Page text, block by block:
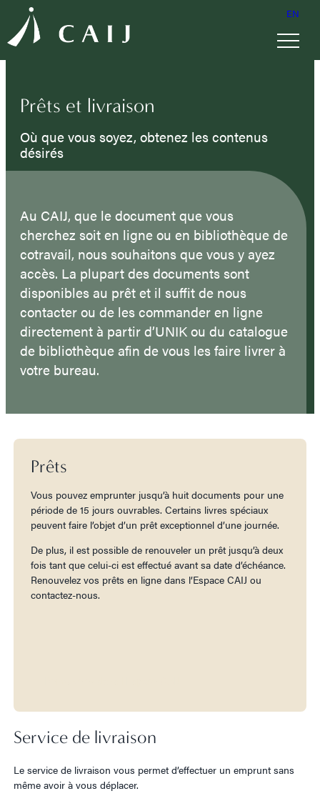
EN
Prêts et livraison
Où que vous soyez, obtenez les contenus
désirés
Au CAIJ, que le document que vous
cherchez soit en ligne ou en bibliothèque de
cotravail, nous souhaitons que vous y ayez
accès. La plupart des documents sont
disponibles au prêt et il suffit de nous
contacter ou de les commander en ligne
directement à partir d’UNIK ou du catalogue
de bibliothèque afin de vous les faire livrer à
votre bureau.
Prêts
Vous pouvez emprunter jusqu’à huit documents pour une
période de 15 jours ouvrables. Certains livres spéciaux
peuvent faire l’objet d’un prêt exceptionnel d’une journée.
De plus, il est possible de renouveler un prêt jusqu’à deux
fois tant que celui-ci est effectué avant sa date d’échéance.
Renouvelez vos prêts en ligne dans l’Espace CAIJ ou
contactez-nous.
Service de livraison
Le service de livraison vous permet d’effectuer un emprunt sans
même avoir à vous déplacer.